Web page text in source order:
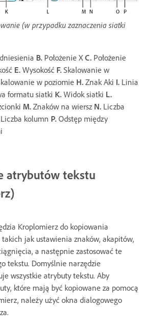
(w przypadku zaznaczenia siatki
B. Położenie XC. Położenie
E. Wysokość F. Skalowanie w
w poziomie H. Znak Aki I. Linia
formatu siatki K. Widok siatki L.
M. Znaków na wiersz N. Liczba
Liczba kolumn P. Odstęp między
atrybutów tekstu
Kroplomierz do kopiowania
jak ustawienia znaków, akapitów,
a następnie zastosować te
tekstu. Domyślnie narzędzie
wszystkie atrybuty tekstu. Aby
które mają być kopiowane za pomocą
należy użyć okna dialogowego